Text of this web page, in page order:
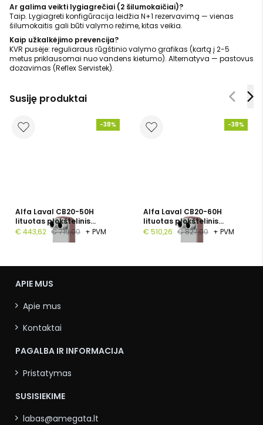
Ar galima veikti lygiagrečiai (2 šilumokaičiai)?
Taip. Lygiagreti konfigūracija leidžia N+1 rezervavimą — vienas
šilumokaitis gali būti valymo režime, kitas veikia.
Kaip užkalkėjimo prevencija?
KVR pusėje: reguliaraus rūgštinio valymo grafikas (kartą į 2-5
metus priklausomai nuo vandens kietumo). Alternatyva — pastovus
dozavimas (Reflex Servistek).
Susiję produktai
-38%
Alfa Laval CB20-50H
lituotas plokštelinis
šilumokaitis, 1", 50
€ 443,62 € 719,00 + PVM
-38%
Alfa Laval CB20-60H
lituotas plokštelinis
šilumokaitis, G 1", 60
€ 510,26 € 827,00 + PVM
APIE MUS
Apie mus
Kontaktai
PAGALBA IR INFORMACIJA
Pristatymas
SUSISIEKIME
labas@amegata.lt